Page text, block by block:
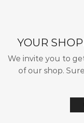
YOUR
We invite you to
of our shop.